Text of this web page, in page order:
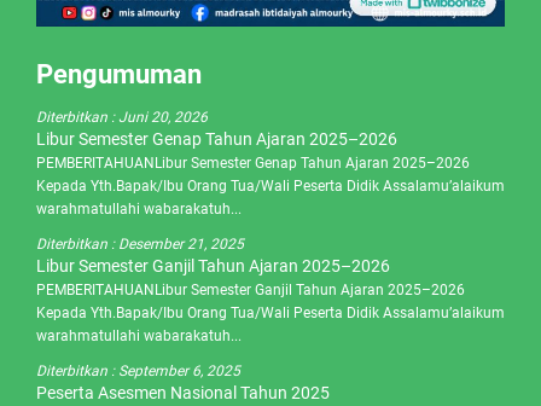
Pengumuman
Diterbitkan :Juni 20, 2026
Libur Semester Genap Tahun Ajaran 2025–2026
PEMBERITAHUANLibur Semester Genap Tahun Ajaran 2025–2026
Kepada Yth.Bapak/Ibu Orang Tua/Wali Peserta Didik Assalamu’alaikum
warahmatullahi wabarakatuh...
Diterbitkan : Desember 21, 2025
Libur Semester Ganjil Tahun Ajaran 2025–2026
PEMBERITAHUANLibur Semester Ganjil Tahun Ajaran 2025–2026
Kepada Yth.Bapak/Ibu Orang Tua/Wali Peserta Didik Assalamu’alaikum
warahmatullahi wabarakatuh...
Diterbitkan : September 6, 2025
Peserta Asesmen Nasional Tahun 2025